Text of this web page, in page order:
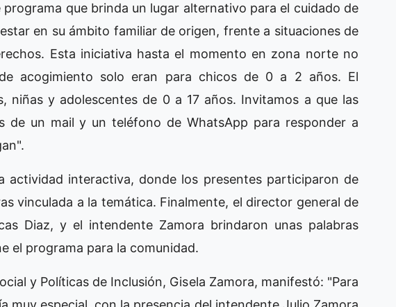
que brinda un lugar alternativo para el cuidado de
en su ámbito familiar de origen, frente a situaciones de
Esta iniciativa hasta el momento en zona norte no
acogimiento solo eran para chicos de 0 a 2 años. El
niñas y adolescentes de 0 a 17 años. Invitamos a que las
de un mail y un teléfono de WhatsApp para responder a
actividad interactiva, donde los presentes participaron de
vinculada a la temática. Finalmente, el director general de
Diaz, y el intendente Zamora brindaron unas palabras
el programa para la comunidad.
y Políticas de Inclusión, Gisela Zamora, manifestó: "Para